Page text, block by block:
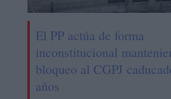
El PP actúa de forma
inconstitucional
bloqueo al CGPJ
años